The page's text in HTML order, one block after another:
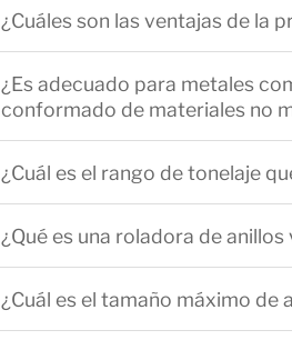
¿Cuáles son las ventajas de la
¿Es adecuado para metales
conformado de materiales no
¿Cuál es el rango de tonelaje
¿Qué es una roladora de
¿Cuál es el tamaño máximo de